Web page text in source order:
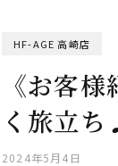
HF-AGE 高崎店
《お客
く旅立ち
2024年5月4日